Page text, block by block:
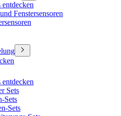
entdecken
Fenstersensoren
entdecken
Sets
Sets
Sets